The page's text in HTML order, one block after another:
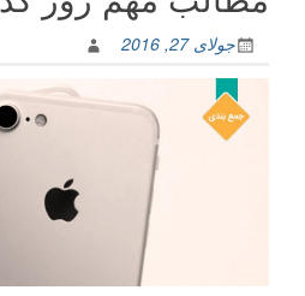
جولای 27, 2016